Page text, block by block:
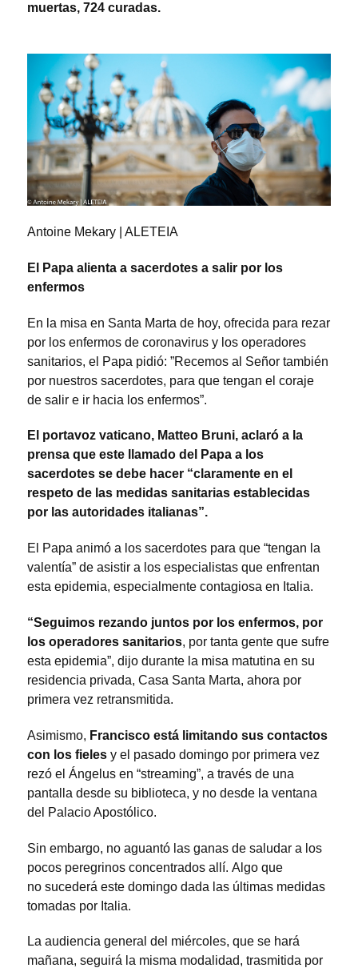
muertas, 724 curadas.
Antoine Mekary | ALETEIA
El Papa alienta a sacerdotes a salir por los
enfermos
En la misa en Santa Marta de hoy, ofrecida para rezar
por los enfermos de coronavirus y los operadores
sanitarios, el Papa pidió: ”Recemos al Señor también
por nuestros sacerdotes, para que tengan el coraje
de salir e ir hacia los enfermos”.
El portavoz vaticano, Matteo Bruni, aclaró a la
prensa que este llamado del Papa a los
sacerdotes se debe hacer “claramente en el
respeto de las medidas sanitarias establecidas
por las autoridades italianas”.
El Papa animó a los sacerdotes para que “tengan la
valentía” de asistir a los especialistas que enfrentan
esta epidemia, especialmente contagiosa en Italia.
“Seguimos rezando juntos por los enfermos, por
los operadores sanitarios, por tanta gente que sufre
esta epidemia”, dijo durante la misa matutina en su
residencia privada, Casa Santa Marta, ahora por
primera vez retransmitida.
Asimismo, Francisco está limitando sus contactos
con los fieles y el pasado domingo por primera vez
rezó el Ángelus en “streaming”, a través de una
pantalla desde su biblioteca, y no desde la ventana
del Palacio Apostólico.
Sin embargo, no aguantó las ganas de saludar a los
pocos peregrinos concentrados allí. Algo que
no sucederá este domingo dada las últimas medidas
tomadas por Italia.
La audiencia general del miércoles, que se hará
mañana, seguirá la misma modalidad, trasmitida por